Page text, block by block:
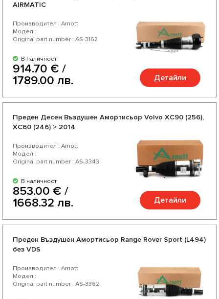
AIRMATIC
Производител : Arnott
Модел :
Original part number : AS-3162
В наличност
914.70 € /
1789.00 лв.
Детайли
Преден Десен Въздушен Амортисьор Volvo XC90 (256),
XC60 (246) > 2014
Производител : Arnott
Модел :
Original part number : AS-3343
В наличност
853.00 € /
1668.32 лв.
Детайли
Предeн Въздушен Амортисьор Range Rover Sport (L494)
без VDS
Производител : Arnott
Модел :
Original part number : AS-3362